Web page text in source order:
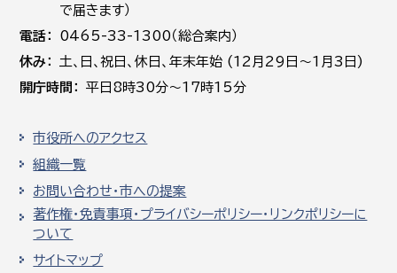
で届きます）
電話
0465-33-1300（総合案内）
休み
土､日､祝日、休日、年末年始 (12月29日～1月3日)
開庁時間
平日8時30分～17時15分
市役所へのアクセス
組織一覧
お問い合わせ・市への提案
著作権・免責事項・プライバシーポリシー・リンクポリシーに
ついて
サイトマップ